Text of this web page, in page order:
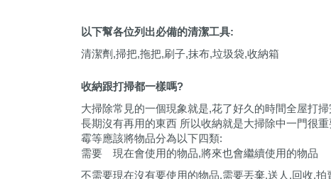
以下幫各位列出必備的清潔工具:
清潔劑,掃把,拖把,刷子,抹布,垃圾袋,收納箱
收納跟打掃都一樣嗎?
大掃除常見的一個現象就是,花了好久的時間全屋打
長期沒有再用的東西 所以收納就是大掃除中一門很
霉等應該將物品分為以下四類:
需要
現在會使用的物品,將來也會繼續使用的物品
不需要現在沒有要使用的物品,需要丟棄,送人 ,回收,拍